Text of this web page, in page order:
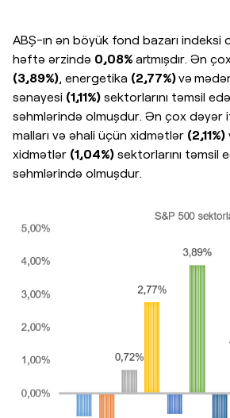
ABŞ-ın ən böyük fond bazarı indeksi
həftə ərzində 0,08% artmışdır. Ən
(3,89%), energetika (2,77%)və
sənayesi (1,11%) sektorlarını təmsil
səhmlərində olmuşdur. Ən çox dəyər
malları və əhali üçün xidmətlər (2,11%)
xidmətlər (1,04%) sektorlarını təmsil
səhmlərində olmuşdur.